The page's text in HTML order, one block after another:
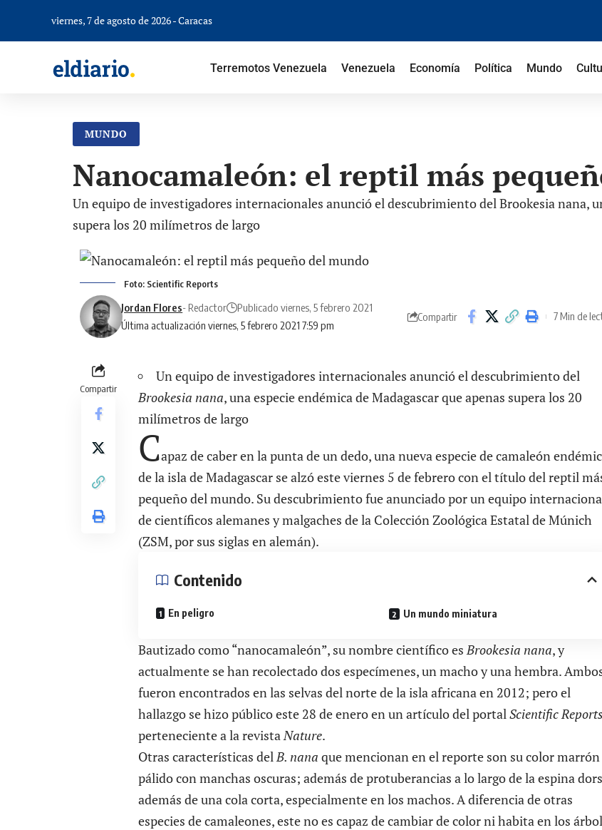
viernes, 7 de agosto de 2026 - Caracas
Terremotos Venezuela Venezuela Economía Política Mundo
MUNDO
Nanocamaleón: el reptil más
Un equipo de investigadores internacionales anunció el descubrimiento del Brookesia nana,
supera los 20 milímetros de largo
Foto: Scientific Reports
Última actualización viernes, 5 febrero 2021 7:59 pm
Jordan Flores- Redactor Publicado viernes, 5 febrero 2021
Compartir 7 Min de
Compartir
Un equipo de investigadores internacionales anunció el descubrimiento del
Brookesia nana, una especie endémica de Madagascar que apenas supera los 20
milímetros de largo
Capaz de caber en la punta de un dedo, una nueva especie de camaleón
de la isla de Madagascar se alzó este viernes 5 de febrero con el título del reptil
pequeño del mundo. Su descubrimiento fue anunciado por un equipo
de científicos alemanes y malgaches de la Colección Zoológica Estatal de Múnich
(ZSM, por sus siglas en alemán).
Contenido
En peligro Un mundo miniatura
Bautizado como “nanocamaleón”, su nombre científico es Brookesia nana, y
actualmente se han recolectado dos especímenes, un macho y una hembra.
fueron encontrados en las selvas del norte de la isla africana en 2012; pero el
hallazgo se hizo público este 28 de enero en un artículo del portal Scientific Reports
perteneciente a la revista Nature.
Otras características del B. nana que mencionan en el reporte son su color marrón
pálido con manchas oscuras; además de protuberancias a lo largo de la espina
además de una cola corta, especialmente en los machos. A diferencia de otras
especies de camaleones, este no es capaz de cambiar de color ni habita en los